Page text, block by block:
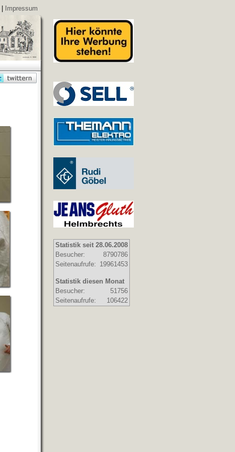
Impressum
Statistik seit 28.06.2008
Besucher:
8790786
Seitenaufrufe: 19961453
Statistik diesen Monat
Besucher:
51756
Seitenaufrufe:
106422